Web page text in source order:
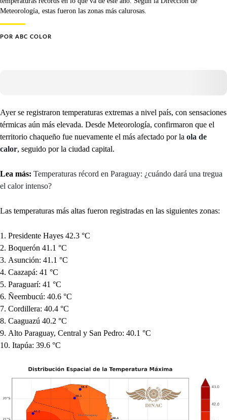
Meteorología, estas fueron las zonas más calurosas.
POR ABC COLOR
Ayer se registraron temperaturas extremas a nivel país, con sensaciones
térmicas aún más elevada. Desde Meteorología, confirmaron que el
territorio chaqueño fue nuevamente el más afectado por la ola de
calor, seguido por la ciudad capital.
Lea más: Temperaturas récord en Paraguay: ¿cuándo dará una tregua
el calor intenso?
Las temperaturas más altas fueron registradas en las siguientes zonas:
Presidente Hayes 42.3 °C
Boquerón 41.1 °C
Asunción: 41.1 °C
Caazapá: 41 °C
Paraguarí: 41 °C
Ñeembucú: 40.6 °C
Cordillera: 40.4 °C
Caaguazú 40.2 °C
Alto Paraguay, Central y San Pedro: 40.1 °C
Itapúa: 39.6 °C